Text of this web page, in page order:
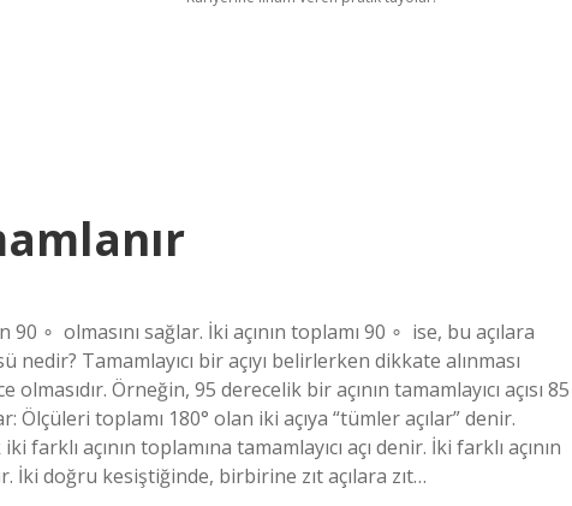
∘ ‍ olmasını sağlar. İki açının toplamı 90 ∘ ‍ ise, bu açılara
nedir? Tamamlayıcı bir açıyı belirlerken dikkate alınması
Örneğin, 95 derecelik bir açının tamamlayıcı açısı 85
Ölçüleri toplamı 180° olan iki açıya “tümler açılar” denir.
açının toplamına tamamlayıcı açı denir. İki farklı açının
İki doğru kesiştiğinde, birbirine zıt açılara zıt…